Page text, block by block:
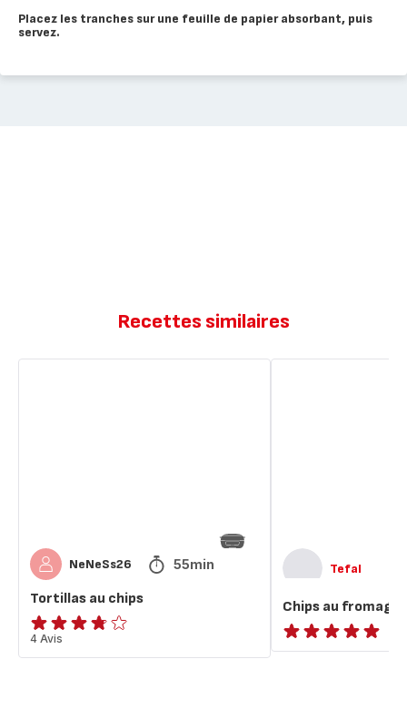
Placez les tranches sur une feuille de papier absorbant, puis
servez.
Recettes similaires
NeNeSs26 55min
Tortillas au chips
ratings.3.7
4 Avis
Tefal
Chips au fromage
ratings.NaN